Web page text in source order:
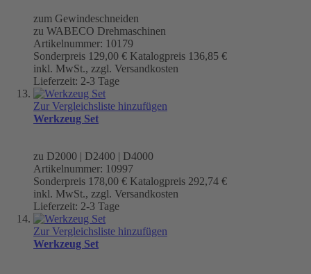
zum Gewindeschneiden
zu WABECO Drehmaschinen
Artikelnummer: 10179
Sonderpreis 129,00 € Katalogpreis 136,85 €
inkl. MwSt., zzgl. Versandkosten
Lieferzeit: 2-3 Tage
Zur Vergleichsliste hinzufügen
Werkzeug Set
zu D2000 | D2400 | D4000
Artikelnummer: 10997
Sonderpreis 178,00 € Katalogpreis 292,74 €
inkl. MwSt., zzgl. Versandkosten
Lieferzeit: 2-3 Tage
Zur Vergleichsliste hinzufügen
Werkzeug Set